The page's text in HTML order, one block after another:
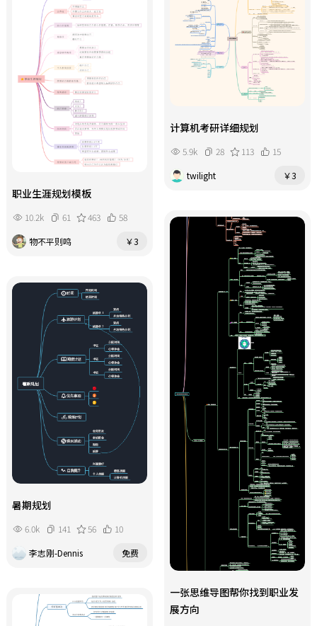
湖，日月双塔与城市灯火共织星河。
第三天：北海——银滩与涠洲岛的海岛
时光。早乘动车前往北海（约3.5小
时）。上午在银滩赤脚踩沙，白沙细
软如糖霜。下午乘船登涠洲岛，参观
火山地质公园与百年天主教堂，感受
往侨港夜市，海鲜粥、越南卷粉热气
腾腾。夜宿北海老街附近。 第四天：
防城港——京族风情与边境口岸。早乘
车前往防城港（约2小时）。京族三岛
金滩上，渔民拉网捕鱼；东兴口岸可
购买榴莲、红木工艺品。下午前往十
时间充裕，可顺路至钦州三娘湾，乘
船出海观赏中华白海豚。夜宿防城
港，品尝京族粉丝、风吹饼。 第五
园。早驱车前往中越边境的德天跨国
瀑布（约3小时），轰鸣的瀑布如银河
倾泻。随后游览明仕田园，稻浪环绕
剑龙山，骑行或乘竹筏感受“小桂
林”。下午可延伸至靖西锦绣谷，看
飞瀑流泉；或探访巴马长寿村附近的
天坑地缝。傍晚返程南宁或崇左，结
束行程。 本思维导图以“城市—日程
—景点—美食—交通—住宿”为节点结
构，每条路线标注最佳游览时间、门
票参考及避坑提示，适合5天4晚紧凑
行程。使用该模板，可轻松规划广西
全景之旅，深度体验山水、海滨、边
行十里画廊，喀斯特峰林如水墨画
卷。傍晚逛西街，品尝啤酒鱼、田螺
酿。夜宿阳朔。 第三天：北海——银
滩与涠洲岛海岛时光。早乘动车前往
北海（从桂林出发约3.5小时，或从南
宁出发约1.5小时）。下午在银滩踏
乘船上涠洲岛（需预留半天），参观
火山地质公园、天主教堂，欣赏火山
岩与珊瑚海共舞。傍晚返回北海，前
往侨港风情街，糖水、炒冰、越南卷
粉、海鲜粥烟火缭绕。夜宿北海。 第
四天：防城港——金滩京族与东兴边
境。早乘车前往防城港（约2小时）。
在金滩体验京族拉网捕鱼，聆听京族
渔歌。下午前往东兴口岸，感受中越
边贸风情，购买榴莲、咖啡、红木工
动车返回南宁或直接结束行程）。若
时间宽裕，可顺路至钦州三娘湾，出
海观赏中华白海豚。 本思维导图
以“天数—城市—景点—美食—交通—
住宿”为结构，标注各段车程时间与
最佳游览季节，适合4天三晚的短途串
联。使用该模板，可高效打卡广西精
华，体验山水、海滨、边境、民俗的
计算机考研详细规划
5.9k 28 113
15
twilight
￥3
职业生涯规划模板
10.2k 61 463
58
物不平则鸣
￥3
一张思维导图帮你找到职业发
展方向
暑期规划
6.0k 141 56
10
李志刚-Dennis
免费